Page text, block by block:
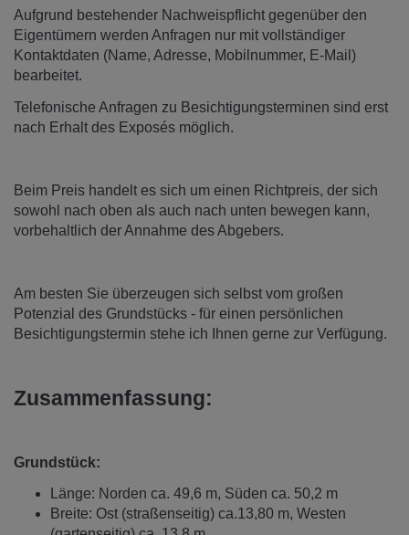
Aufgrund bestehender Nachweispflicht gegenüber den
Eigentümern werden Anfragen nur mit vollständiger
Kontaktdaten (Name, Adresse, Mobilnummer, E-Mail)
bearbeitet.
Telefonische Anfragen zu Besichtigungsterminen sind erst
nach Erhalt des Exposés möglich.
Beim Preis handelt es sich um einen Richtpreis, der sich
sowohl nach oben als auch nach unten bewegen kann,
vorbehaltlich der Annahme des Abgebers.
Am besten Sie überzeugen sich selbst vom großen
Potenzial des Grundstücks - für einen persönlichen
Besichtigungstermin stehe ich Ihnen gerne zur Verfügung.
Zusammenfassung:
Grundstück:
Länge: Norden ca. 49,6 m, Süden ca. 50,2 m
Breite: Ost (straßenseitig) ca.13,80 m, Westen